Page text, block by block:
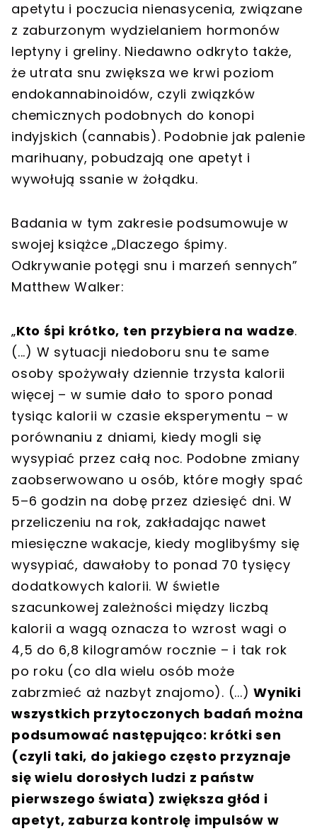
apetytu i poczucia nienasycenia, związane
z zaburzonym wydzielaniem hormonów
leptyny i greliny. Niedawno odkryto także,
że utrata snu zwiększa we krwi poziom
endokannabinoidów, czyli związków
chemicznych podobnych do konopi
indyjskich (cannabis). Podobnie jak palenie
marihuany, pobudzają one apetyt i
wywołują ssanie w żołądku.
Badania w tym zakresie podsumowuje w
swojej książce „Dlaczego śpimy.
Odkrywanie potęgi snu i marzeń sennych”
Matthew Walker:
„Kto śpi krótko, ten przybiera na wadze.
(...) W sytuacji niedoboru snu te same
osoby spożywały dziennie trzysta kalorii
więcej – w sumie dało to sporo ponad
tysiąc kalorii w czasie eksperymentu – w
porównaniu z dniami, kiedy mogli się
wysypiać przez całą noc. Podobne zmiany
zaobserwowano u osób, które mogły spać
5–6 godzin na dobę przez dziesięć dni. W
przeliczeniu na rok, zakładając nawet
miesięczne wakacje, kiedy moglibyśmy się
wysypiać, dawałoby to ponad 70 tysięcy
dodatkowych kalorii. W świetle
szacunkowej zależności między liczbą
kalorii a wagą oznacza to wzrost wagi o
4,5 do 6,8 kilogramów rocznie – i tak rok
po roku (co dla wielu osób może
zabrzmieć aż nazbyt znajomo). (...) Wyniki
wszystkich przytoczonych badań można
podsumować następująco: krótki sen
(czyli taki, do jakiego często przyznaje
się wielu dorosłych ludzi z państw
pierwszego świata) zwiększa głód i
apetyt, zaburza kontrolę impulsów w